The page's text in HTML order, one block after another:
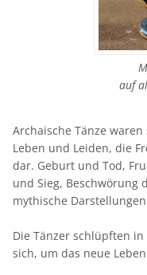
auf
Archaische Tänze
Leben und Leiden, die
dar. Geburt und Tod,
und Sieg, Beschwörung
mythische
Die Tänzer schlüpften
sich, um das neue